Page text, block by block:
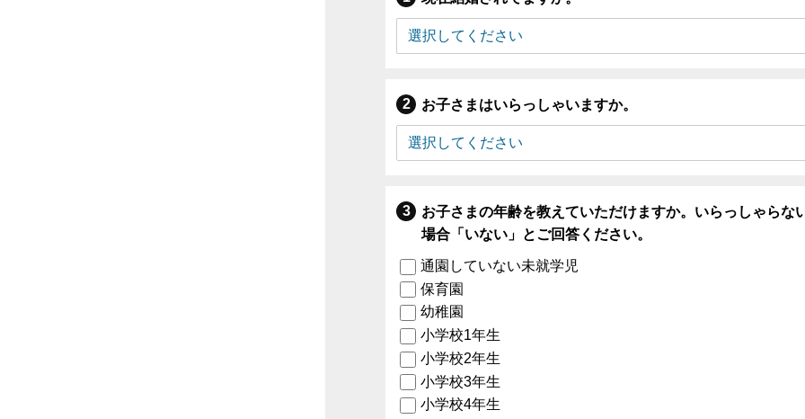
お子さまはいらっしゃいますか。
お子さまの年齢を教えていただけますか。いらっしゃらな
場合「いない」とご回答ください。
通園していない未就学児
保育園
幼稚園
小学校1年生
小学校2年生
小学校3年生
小学校4年生